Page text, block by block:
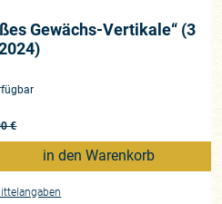
Gewächs-Vertikale“ (3
€
in den Warenkorb